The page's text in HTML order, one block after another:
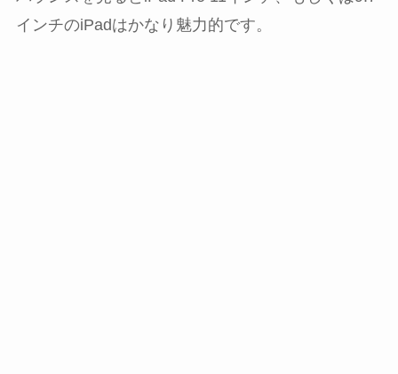
インチのiPadはかなり魅力的です。